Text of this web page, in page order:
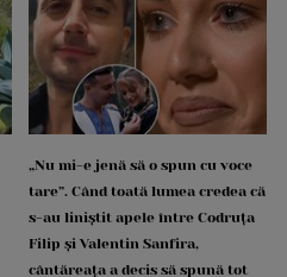
„Nu mi-e jenă să o spun cu voce
tare”. Când toată lumea credea că
s-au liniștit apele între Codruța
Filip și Valentin Sanfira,
cântăreața a decis să spună tot